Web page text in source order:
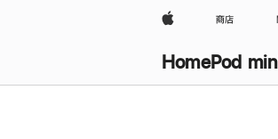
Apple 商店
HomePod